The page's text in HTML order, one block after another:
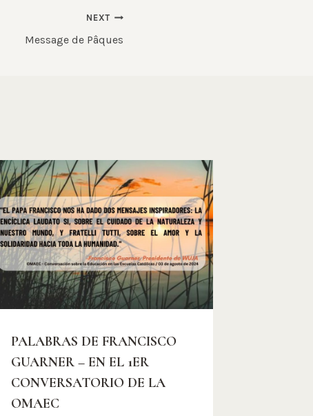
NEXT
Message de Pâques
PALABRAS DE FRANCISCO
GUARNER – EN EL 1ER
CONVERSATORIO DE LA
OMAEC